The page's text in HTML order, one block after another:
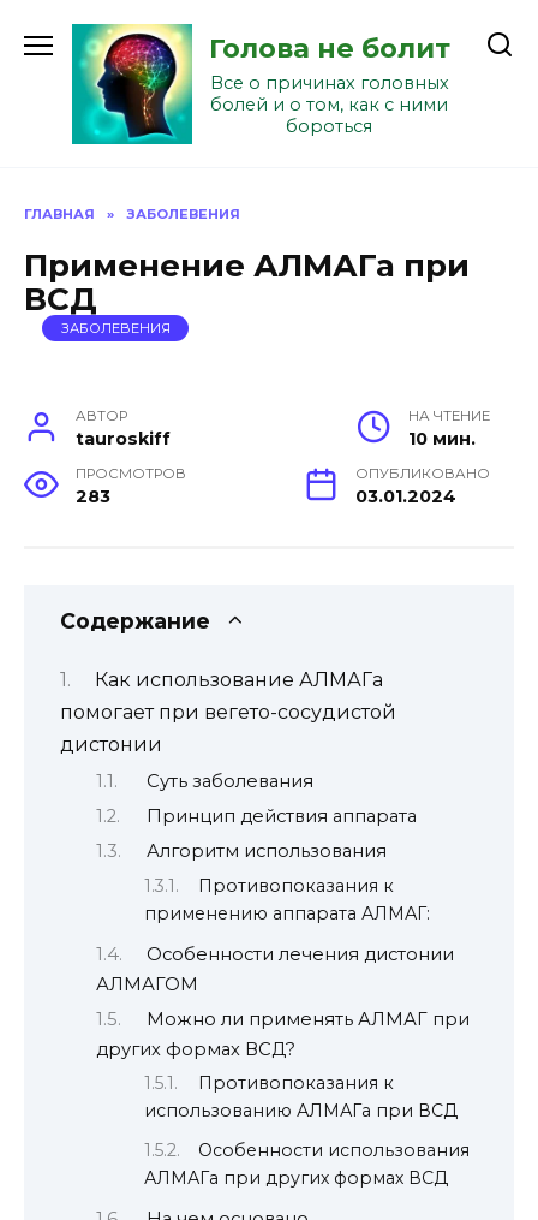
содержанию
Голова не болит
Все о причинах головных
болей и о том, как с ними
бороться
ГЛАВНАЯ » ЗАБОЛЕВЕНИЯ
Применение АЛМАГа при
ВСД
ЗАБОЛЕВЕНИЯ
АВТОР
tauroskiff
НА ЧТЕНИЕ
10 мин.
ПРОСМОТРОВ
283
ОПУБЛИКОВАНО
03.01.2024
Содержание
Как использование АЛМАГа
помогает при вегето-сосудистой
дистонии
Суть заболевания
Принцип действия аппарата
Алгоритм использования
Противопоказания к
применению аппарата АЛМАГ:
Особенности лечения дистонии
АЛМАГОМ
Можно ли применять АЛМАГ при
других формах ВСД?
Противопоказания к
использованию АЛМАГа при ВСД
Особенности использования
АЛМАГа при других формах ВСД